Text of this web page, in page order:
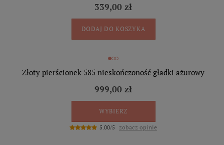
339,00 zł
DODAJ DO KOSZYKA
Złoty pierścionek 585 nieskończoność gładki ażurowy
999,00 zł
WYBIERZ
5.00/5 zobacz opinie